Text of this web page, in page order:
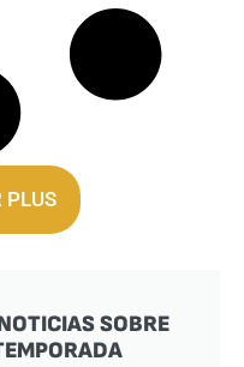
PLUS
SOBRE